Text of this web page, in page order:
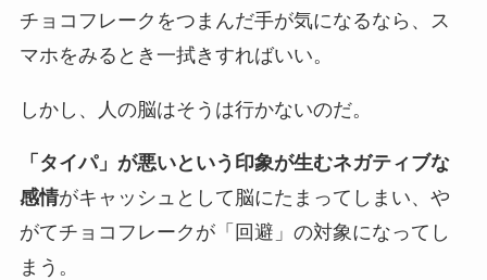
チョコフレークをつまんだ手が気になるなら、ス
マホをみるとき一拭きすればいい。
しかし、人の脳はそうは行かないのだ。
「タイパ」が悪いという印象が生むネガティブな
感情がキャッシュとして脳にたまってしまい、や
がてチョコフレークが「回避」の対象になってし
まう。